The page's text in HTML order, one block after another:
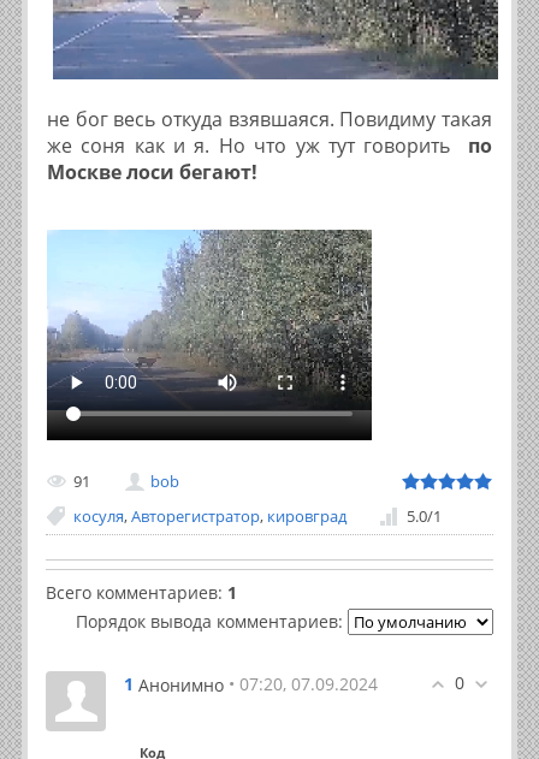
не бог весь откуда взявшаяся. Повидиму такая
же соня как и я. Но что уж тут говорить
по
Москве лоси бегают!
91
bob
косуля,Авторегистратор, кировград 5.0/1
Всего комментариев: 1
Порядок вывода комментариев:
0
1 Анонимно • 07:20, 07.09.2024
Код